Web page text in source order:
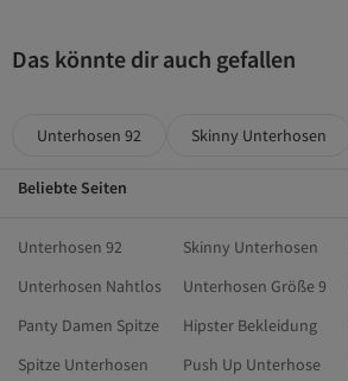
Das könnte dir auch gefallen
Unterhosen 92 Skinny Unterhosen
Beliebte Seiten
Unterhosen 92 Skinny Unterhosen
Unterhosen Nahtlos
Unterhosen Größe 9
Panty Damen Spitze
Hipster Bekleidung
Spitze Unterhosen
Push Up Unterhose